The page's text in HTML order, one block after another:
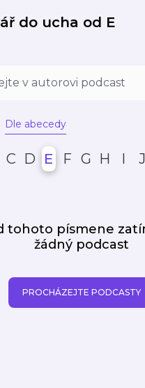
do ucha od E
Dle abecedy
C D E F G H I J
tohoto písmene
žádný podcast
PROCHÁZEJTE PODCASTY